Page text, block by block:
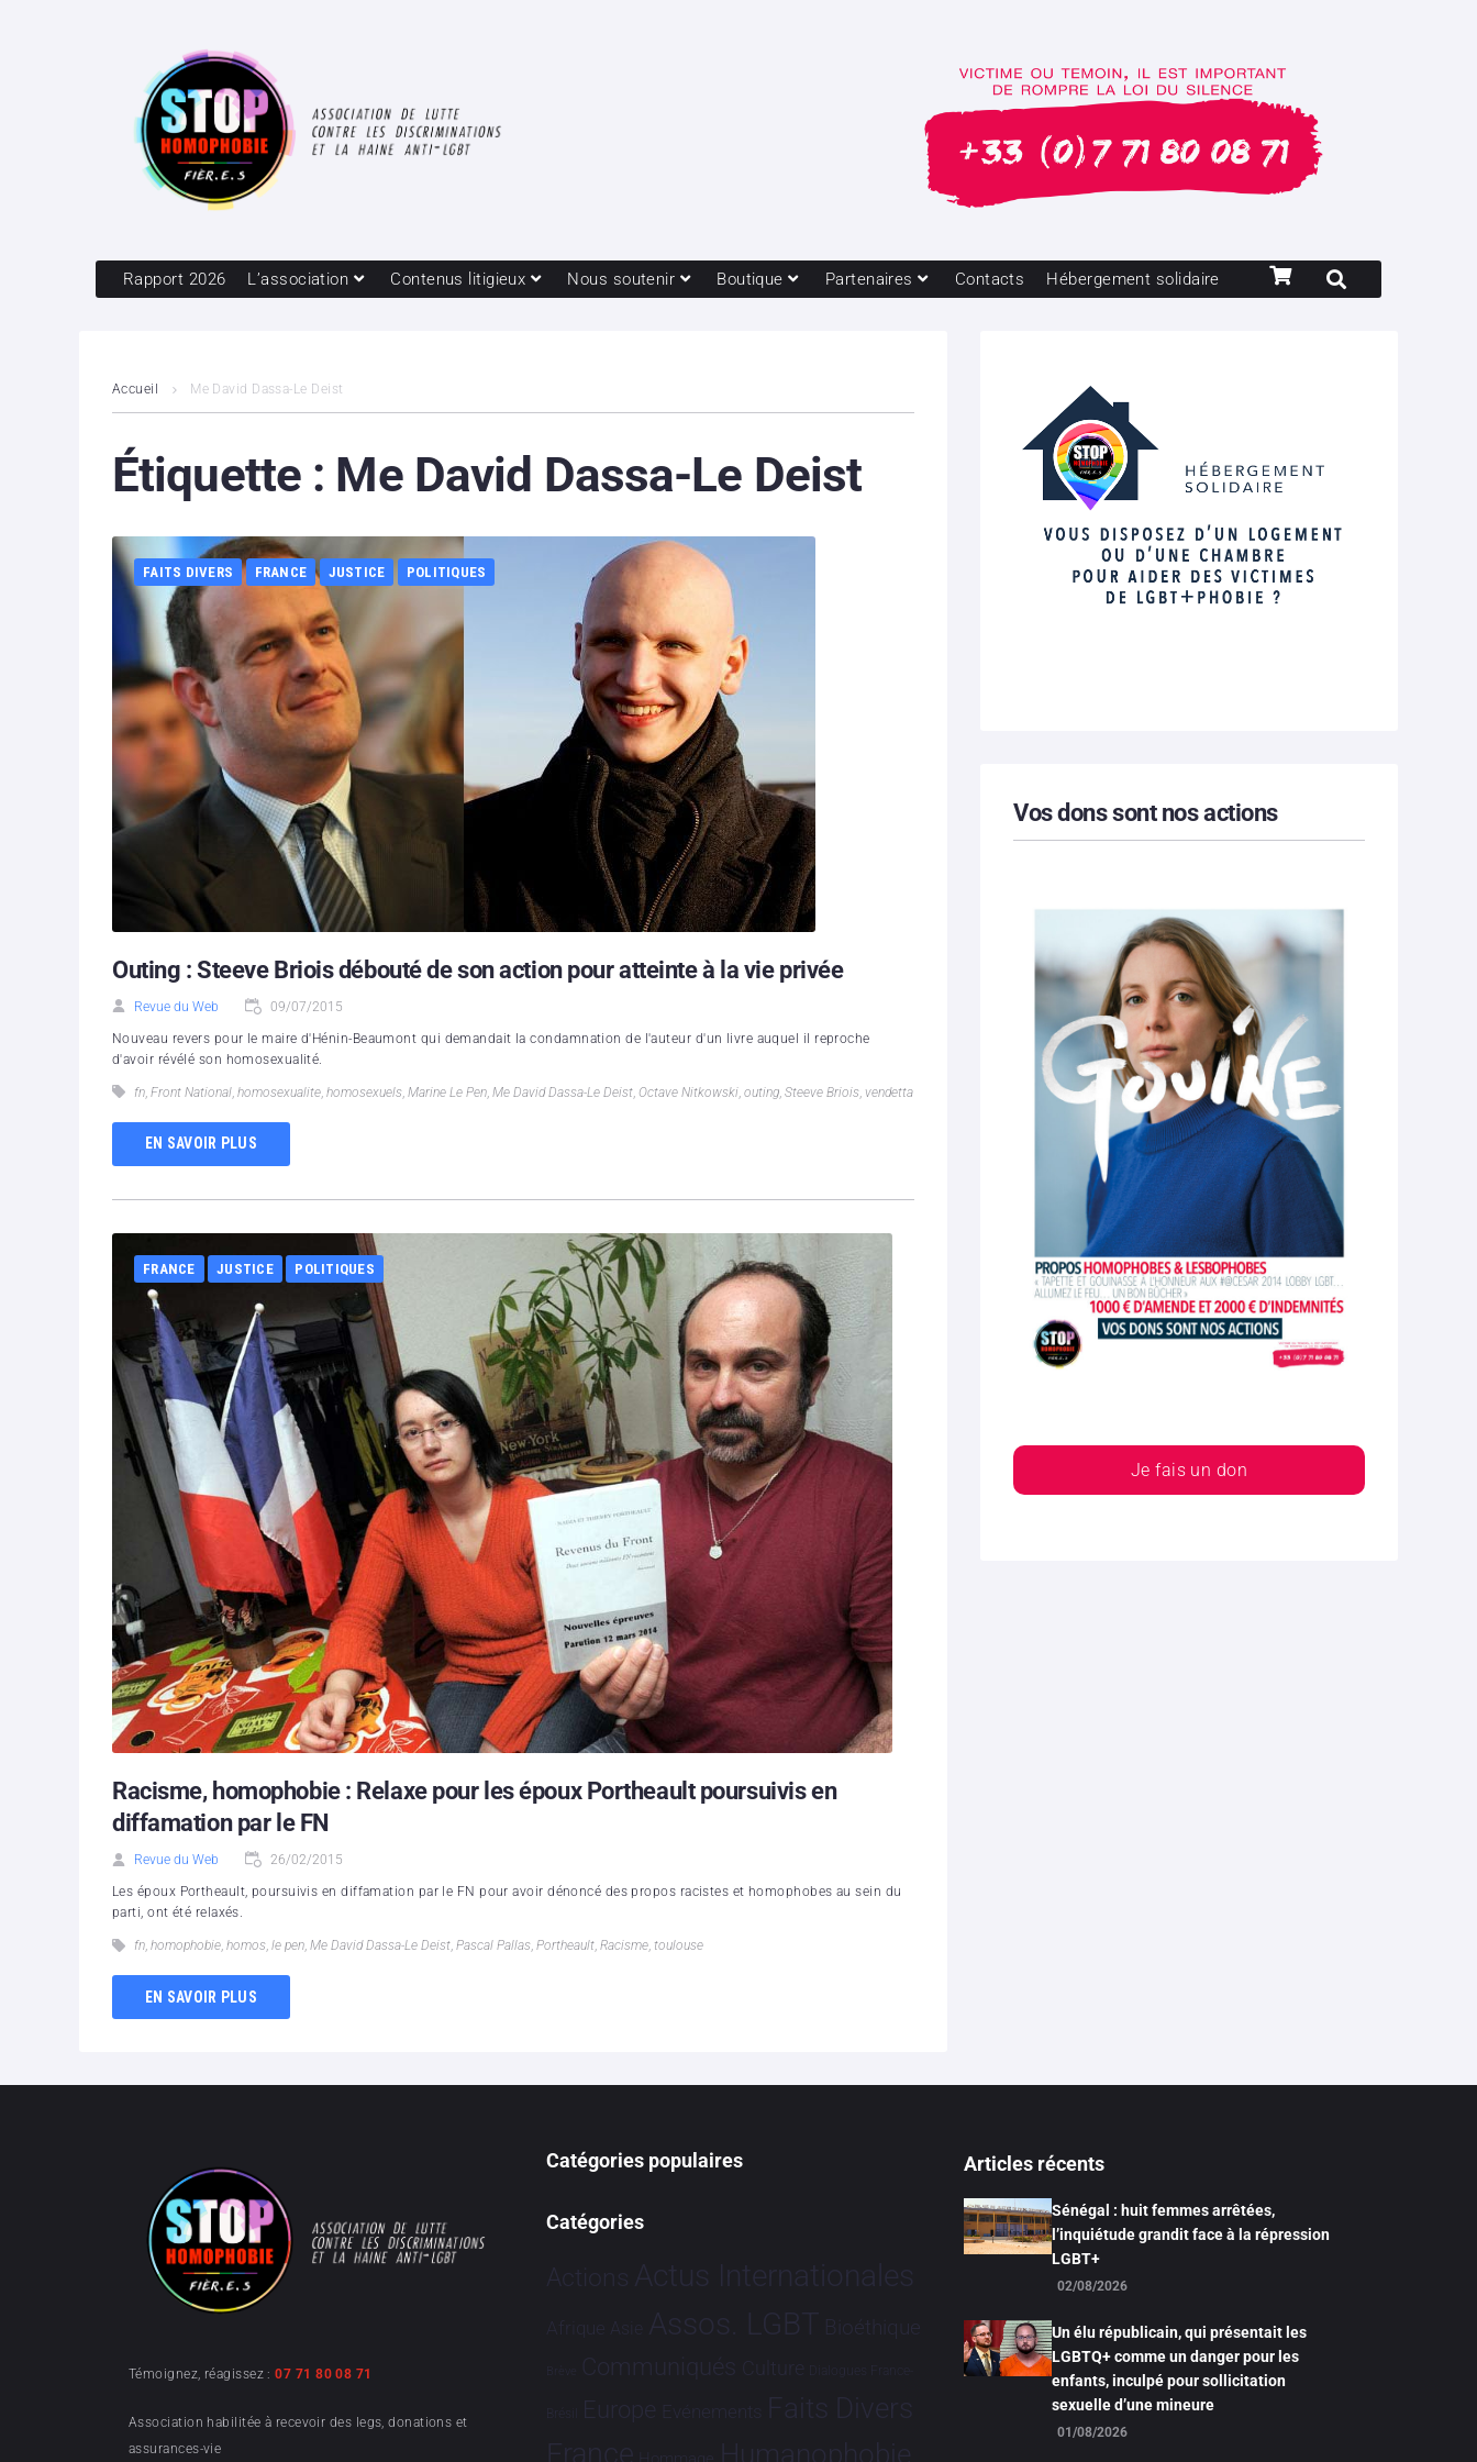
Rapport 2026 L’association Contenus litigieux Nous soutenir Boutique Partenaires Contacts Hébergement solidaire
Accueil Me David Dassa-Le Deist
Étiquette : Me David Dassa-Le Deist
FAITS DIVERS FRANCE JUSTICE POLITIQUES
Outing : Steeve Briois débouté de son action pour atteinte à la vie privée
Revue du Web 09/07/2015
Nouveau revers pour le maire d'Hénin-Beaumont qui demandait la condamnation de l'auteur d'un livre auquel il reproche
d'avoir révélé son homosexualité.
fn, Front National, homosexualite, homosexuels, Marine Le Pen, Me David Dassa-Le Deist, Octave Nitkowski, outing, Steeve Briois, vendetta
EN SAVOIR PLUS
FRANCE JUSTICE POLITIQUES
Racisme, homophobie : Relaxe pour les époux Portheault poursuivis en
diffamation par le FN
Revue du Web 26/02/2015
Les époux Portheault, poursuivis en diffamation par le FN pour avoir dénoncé des propos racistes et homophobes au sein du
parti, ont été relaxés.
fn, homophobie, homos, le pen, Me David Dassa-Le Deist, Pascal Pallas, Portheault, Racisme, toulouse
EN SAVOIR PLUS
Vos dons sont nos actions
Je fais un don
Témoignez, réagissez :07 71 80 08 71
Association habilitée à recevoir des legs, donations et
assurances-vie
Catégories populaires
Catégories
Actions Actus Internationales
Afrique Asie Assos. LGBT Bioéthique
Brève Communiqués Culture Dialogues France-
Brésil Europe Evénements Faits Divers
France Humanophobie
Articles récents
Sénégal : huit femmes arrêtées,
l’inquiétude grandit face à la répression
LGBT+
02/08/2026
Un élu républicain, qui présentait les
LGBTQ+ comme un danger pour les
enfants, inculpé pour sollicitation
sexuelle d’une mineure
01/08/2026